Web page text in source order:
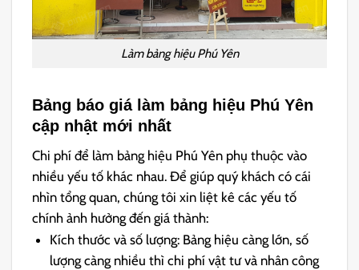
Làm bảng hiệu Phú Yên
Bảng báo giá làm bảng hiệu Phú Yên
cập nhật mới nhất
Chi phí để làm bảng hiệu Phú Yên phụ thuộc vào
nhiều yếu tố khác nhau. Để giúp quý khách có cái
nhìn tổng quan, chúng tôi xin liệt kê các yếu tố
chính ảnh hưởng đến giá thành:
Kích thước và số lượng: Bảng hiệu càng lớn, số
lượng càng nhiều thì chi phí vật tư và nhân công